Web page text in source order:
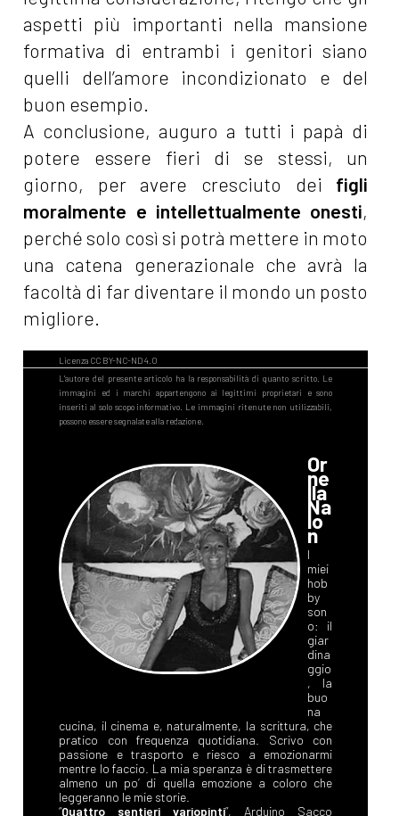
aspetti più importanti nella mansione
formativa di entrambi i genitori siano
quelli dell’amore incondizionato e del
buon esempio.
A conclusione, auguro a tutti i papà di
potere essere fieri di se stessi, un
giorno, per avere cresciuto dei figli
moralmente e intellettualmente onesti,
perché solo così si potrà mettere in moto
una catena generazionale che avrà la
facoltà di far diventare il mondo un posto
migliore.
Or
ne
lla
Na
lo
n
I
miei
hob
by
son
o: il
giar
dina
ggio
, la
buo
na
cucina, il cinema e, naturalmente, la scrittura, che
pratico con frequenza quotidiana. Scrivo con
passione e trasporto e riesco a emozionarmi
mentre lo faccio. La mia speranza è di trasmettere
almeno un po’ di quella emozione a coloro che
leggeranno le mie storie.
“Quattro sentieri variopinti”, Arduino Sacco